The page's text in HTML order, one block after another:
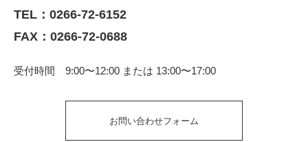
TEL： 0266-72-6152
FAX：0266-72-0688
受付時間 9:00〜12:00 または 13:00〜17:00
お問い合わせフォーム